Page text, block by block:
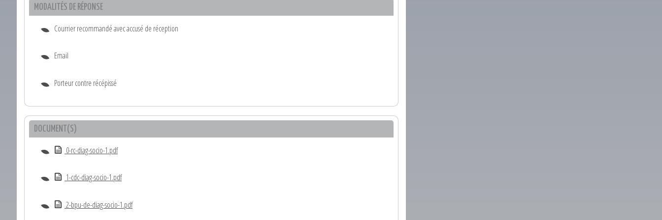
MODALITÉS DE RÉPONSE
Courrier recommandé avec accusé de réception
Email
Porteur contre récépissé
DOCUMENT(S)
0-rc-diag-socio-1.pdf
1-cdc-diag-socio-1.pdf
2-bpu-de-diag-socio-1.pdf